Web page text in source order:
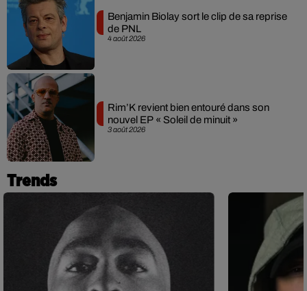
4 août 2026
Benjamin Biolay sort le clip de sa reprise
de PNL
3 août 2026
Rim’K revient bien entouré dans son
nouvel EP « Soleil de minuit »
Trends